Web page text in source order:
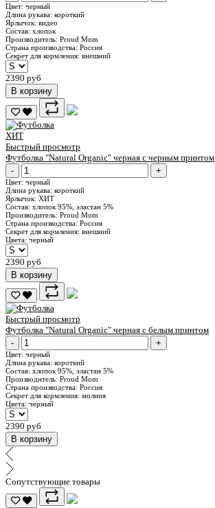
Цвет: черный
Длина рукава: короткий
Ярлычок: видео
Состав: хлопок
Производитель: Proud Mom
Страна производства: Россия
Секрет для кормления: внешний
2390 руб
В корзину
ХИТ
Быстрый просмотр
Футболка "Natural Organic" черная с черным принтом
-
+
Цвет: черный
Длина рукава: короткий
Ярлычок: ХИТ
Состав: хлопок 95%, эластан 5%
Производитель: Proud Mom
Страна производства: Россия
Секрет для кормления: внешний
Цвета: черный
2390 руб
В корзину
Быстрый просмотр
Футболка "Natural Organic" черная с белым принтом
-
+
Цвет: черный
Длина рукава: короткий
Состав: хлопок 95%, эластан 5%
Производитель: Proud Mom
Страна производства: Россия
Секрет для кормления: молния
Цвета: черный
2390 руб
В корзину
Сопутствующие товары